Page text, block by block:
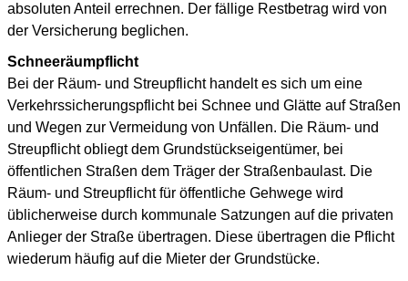
absoluten Anteil errechnen. Der fällige Restbetrag wird von
der Versicherung beglichen.
Schneeräumpflicht
Bei der Räum- und Streupflicht handelt es sich um eine
Verkehrssicherungspflicht bei Schnee und Glätte auf Straßen
und Wegen zur Vermeidung von Unfällen. Die Räum- und
Streupflicht obliegt dem Grundstückseigentümer, bei
öffentlichen Straßen dem Träger der Straßenbaulast. Die
Räum- und Streupflicht für öffentliche Gehwege wird
üblicherweise durch kommunale Satzungen auf die privaten
Anlieger der Straße übertragen. Diese übertragen die Pflicht
wiederum häufig auf die Mieter der Grundstücke.